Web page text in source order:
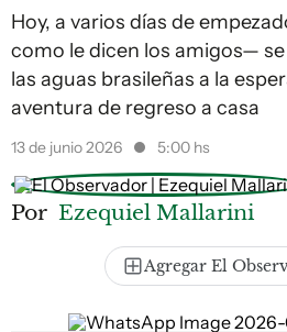
Hoy, a varios días de
como le dicen los amigos—
las aguas brasileñas a la
aventura de regreso a casa
13 de junio 2026 5:00 hs
Por Ezequiel Mallarini
Agregar El